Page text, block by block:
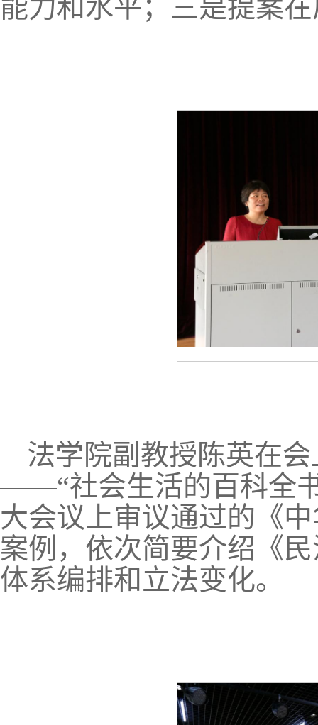
能力和水平；三是提案
法学院副教授陈英在
——“社会生活的百科全
大会议上审议通过的《
案例，依次简要介绍《
体系编排和立法变化。